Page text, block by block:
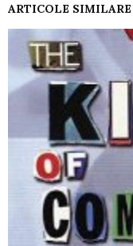
ARTICOLE SIMILARE